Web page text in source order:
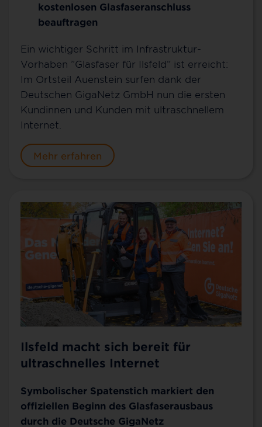
kostenlosen Glasfaseranschluss
beauftragen
Ein wichtiger Schritt im Infrastruktur-
Vorhaben ”Glasfaser für Ilsfeld“ ist erreicht:
Im Ortsteil Auenstein surfen dank der
Deutschen GigaNetz GmbH nun die ersten
Kundinnen und Kunden mit ultraschnellem
Internet.
Mehr erfahren
Ilsfeld macht sich bereit für
ultraschnelles Internet
Symbolischer Spatenstich markiert den
offiziellen Beginn des Glasfaserausbaus
durch die Deutsche GigaNetz